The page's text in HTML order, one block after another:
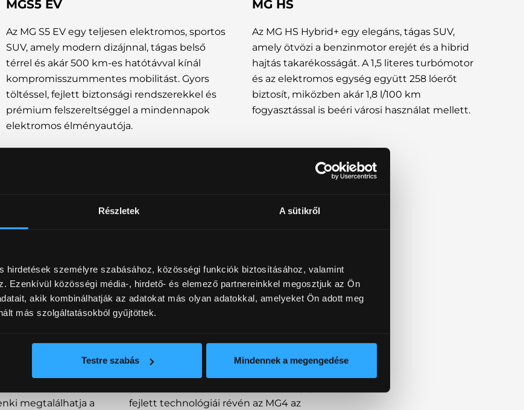
Részletek A sütikről
hirdetések személyre szabásához, közösségi funkciók biztosításához, valamint
Ezenkívül közösségi média-, hirdető- és elemező partnereinkkel megosztjuk az Ön
akik kombinálhatják az adatokat más olyan adatokkal, amelyeket Ön adott meg
más szolgáltatásokból gyűjtöttek.
Testre szabás Mindennek a megengedése
MGS5 EV
Az MG S5 EV egy teljesen elektromos, sportos
SUV, amely modern dizájnnal, tágas belső
térrel és akár 500 km-es hatótávval kínál
kompromisszummentes mobilitást. Gyors
töltéssel, fejlett biztonsági rendszerekkel és
prémium felszereltséggel a mindennapok
elektromos élményautója.
MG HS
Az MG HS Hybrid+ egy elegáns, tágas SUV,
amely ötvözi a benzinmotor erejét és a hibrid
hajtás takarékosságát. A 1,5 literes turbómotor
és az elektromos egység együtt 258 lóerőt
biztosít, miközben akár 1,8 l/100 km
fogyasztással is beéri városi használat mellett.
SUV, amely
megtalálhatja a
MG4
Az MG4 egy 100%-ban elektromos, sportos
kompakt modell, amely akár 520 km-es
fejlett technológiái révén az MG4 az